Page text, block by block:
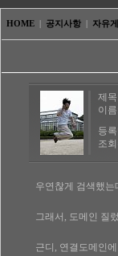
HOME 공지사항 자유
제목:
이름:
등
조
우연찮게 검색했는
그래서, 도메인 질
근디, 연결도메인